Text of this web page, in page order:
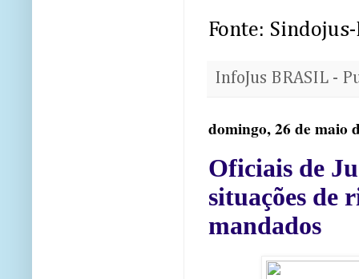
Fonte: Sindojus-
InfoJus BRASIL -
domingo, 26 de maio
Oficiais de
situações de
mandados